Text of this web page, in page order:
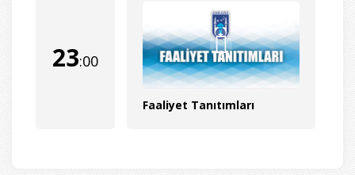
23:00
Faaliyet Tanıtımları